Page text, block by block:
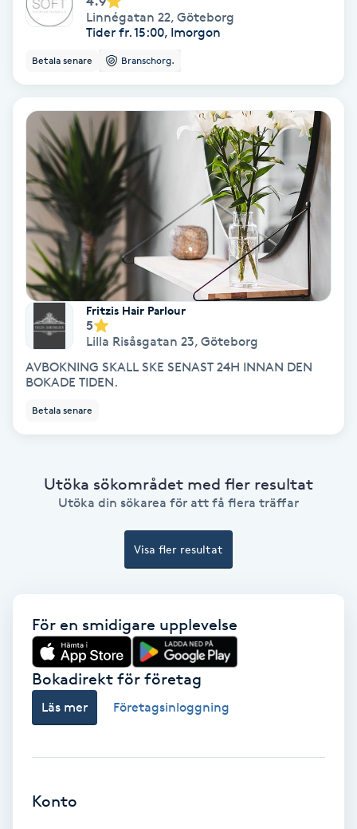
Damklippning
Dermapen
Diamantslipning
Enzympeeling
Extensions
Face framing
Fettreducering
Fibromassage
Fillers
Linnégatan 22, Göteborg
Tider fr. 15:00, Imorgon
Betala senare Branschorg.
Fritzis Hair Parlour
5
Lilla Risåsgatan 23, Göteborg
AVBOKNING SKALL SKE SENAST 24H INNAN DEN
BOKADE TIDEN.
Betala senare
Utöka sökområdet med fler resultat
Utöka din sökarea för att få flera träffar
Visa fler resultat
För en smidigare upplevelse
Bokadirekt för företag
Läs mer Företagsinloggning
Konto